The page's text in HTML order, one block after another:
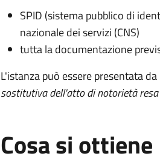
SPID (sistema pubblico di
nazionale dei servizi (CNS)
tutta la documentazione
L'istanza può essere presentata
sostitutiva dell'atto di notorietà
Cosa si ottiene